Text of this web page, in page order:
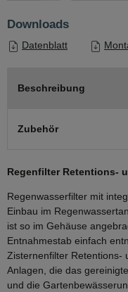
Downloads
Datenblatt
Beschreibung
Zubehör
Regenfilter Retentions-
Regenwasserfilter mit
Einbau im
ist so im Gehäuse
Entnahmestab einfach
Zisternenfilter Retentions-
Anlagen, die das
und die